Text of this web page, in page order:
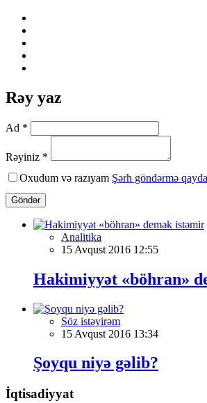
Rəy yaz
Ad *
Rəyiniz *
Oxudum və razıyam Şərh göndərmə
Göndər
Analitika
15 Avqust 2016 12:55
Hakimiyyət «böhran»
Söz istəyirəm
15 Avqust 2016 13:34
Şoyqu niyə gəlib?
İqtisadiyyat